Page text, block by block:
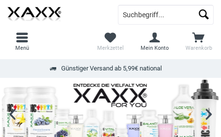
Günstiger Versand ab 5,99€ national
Warenkorb
Merkzettel Mein Konto
Menü